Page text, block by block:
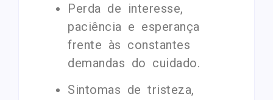
Perda de interesse,
paciência e esperança
frente às constantes
demandas do cuidado.
Sintomas de tristeza,